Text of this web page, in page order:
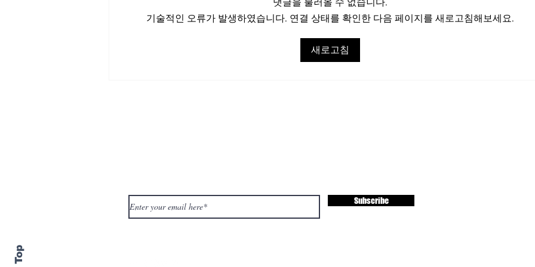
Here Arrived the Age of
Chat GPT
기술적인 오류가 발생하였습니다. 연결 상태를 확인한 다음 페이지를 새로고침해보세요.
새로고침
Subscribe